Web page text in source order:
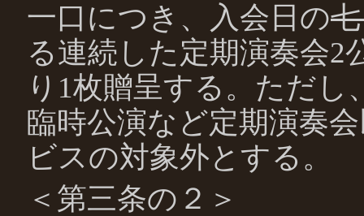
一口につき、入会日の
る連続した定期演奏会2
り1枚贈呈する。ただ
臨時公演など定期演奏
ビスの対象外とする。
＜第三条の２＞